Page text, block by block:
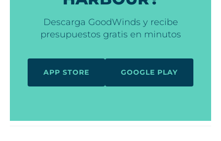
Descarga GoodWinds y recibe
presupuestos gratis en minutos
APP STORE GOOGLE PLAY